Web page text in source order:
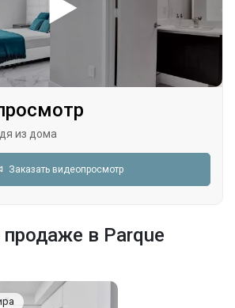
из дома
Заказать видеопросмотр
в Parque